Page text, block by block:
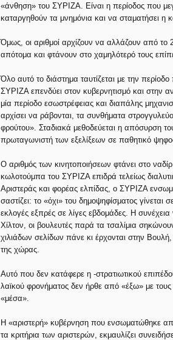
«άνθηση» του ΣΥΡΙΖΑ. Είναι η περίοδος που
καταργηθούν τα μνημόνια και να σταματήσει η
Όμως, οι αριθμοί αρχίζουν να αλλάζουν από το
απότομα και φτάνουν στο χαμηλότερό τους
Όλο αυτό το διάστημα ταυτίζεται με την
ΣΥΡΙΖΑ επενδύει στον κυβερνητισμό και στην
μία περίοδο εσωστρέφειας και διαπάλης
αρχίσει να ράβονται, τα συνθήματα
φρούτου». Σταδιακά μεθοδεύεται η απόσυρση
πρωταγωνιστή των εξελίξεων σε παθητικό
Ο αριθμός των κινητοποιήσεων φτάνει στο
κωλοτούμπα του ΣΥΡΙΖΑ επιδρά τελείως
Αριστεράς και φορέας ελπίδας, ο ΣΥΡΙΖΑ
σαστίζει: το «όχι» του δημοψηφίσματος
εκλογές εξπρές σε λίγες εβδομάδες. Η
Χίλτον, οι βουλευτές παρά τα τσαλίμια
χιλιάδων σελίδων πάνε κι έρχονται στην
της χώρας.
Αυτό που δεν κατάφερε η -στρατιωτικού
λαϊκού φρονήματος δεν ήρθε από «έξω» με
«μέσα».
Η «αριστερή» κυβέρνηση που ενσωματώθηκε
τα κριτήρια των αριστερών, εκμαυλίζει